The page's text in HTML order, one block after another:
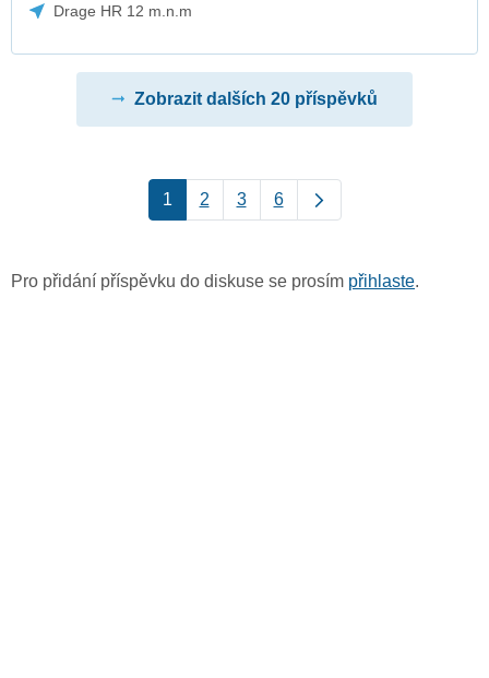
Drage HR 12 m.n.m
Zobrazit dalších 20 příspěvků
1 2 3 6
Pro přidání příspěvku do diskuse se prosím přihlaste.